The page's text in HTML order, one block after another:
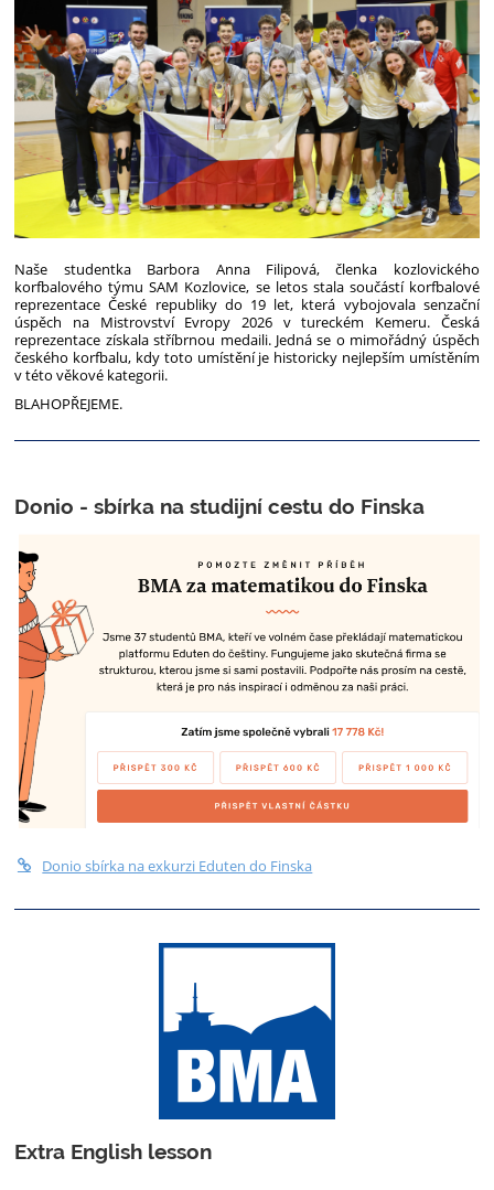
Naše studentka Barbora Anna Filipová, členka kozlovického
korfbalového týmu SAM Kozlovice, se letos stala součástí korfbalové
reprezentace České republiky do 19 let, která vybojovala senzační
úspěch na Mistrovství Evropy 2026 v tureckém Kemeru. Česká
reprezentace získala stříbrnou medaili. Jedná se o mimořádný úspěch
českého korfbalu, kdy toto umístění je historicky nejlepším umístěním
v této věkové kategorii.
BLAHOPŘEJEME.
Donio - sbírka na studijní cestu do Finska
Donio sbírka na exkurzi Eduten do Finska
Extra English lesson